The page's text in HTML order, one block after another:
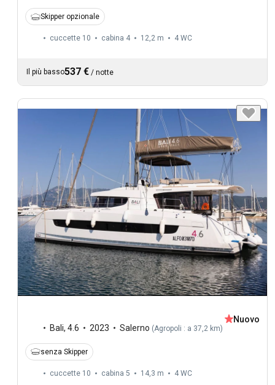
Skipper opzionale
cuccette 10 cabina 4 12,2 m 4 WC
Il più basso537 € / notte
Bali, 4.6 2023 Salerno (Agropoli : a 37,2 km)
Nuovo
senza Skipper
cuccette 10 cabina 5 14,3 m 4 WC